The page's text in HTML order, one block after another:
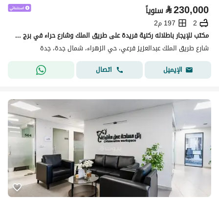
⃁230,000 سنوياً
2
197 م2
مكتب للإيجار باطلاله ركنية فريدة على طريق الملك وشارع حراء في برج كينغ سكوير
شارع طريق الملك عبدالعزيز فرعي، حي الزهراء، شمال جدة، جدة
الإيميل
اتصال